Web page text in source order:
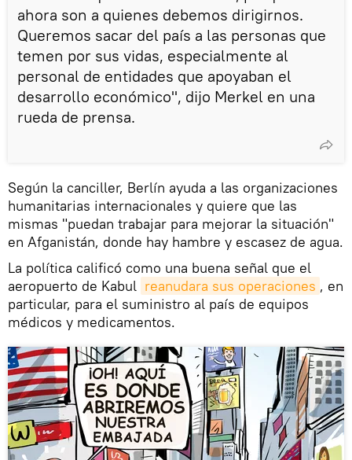
ahora son a quienes debemos dirigirnos.
Queremos sacar del país a las personas que
temen por sus vidas, especialmente al
personal de entidades que apoyaban el
desarrollo económico", dijo Merkel en una
rueda de prensa.
Según la canciller, Berlín ayuda a las organizaciones
humanitarias internacionales y quiere que las
mismas "puedan trabajar para mejorar la situación"
en Afganistán, donde hay hambre y escasez de agua.
La política calificó como una buena señal que el
aeropuerto de Kabul reanudara sus operaciones , en
particular, para el suministro al país de equipos
médicos y medicamentos.